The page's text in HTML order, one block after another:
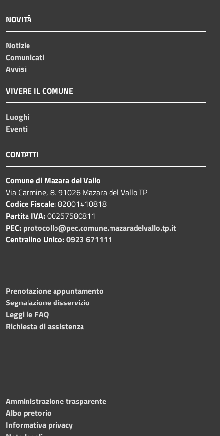
NOVITÀ
Notizie
Comunicati
Avvisi
VIVERE IL COMUNE
Luoghi
Eventi
CONTATTI
Comune di Mazara del Vallo
Via Carmine, 8, 91026 Mazara del Vallo TP
Codice Fiscale:82001410818
Partita IVA:00257580811
PEC: protocollo@pec.comune.mazaradelvallo.tp.it
Centralino Unico:0923 671111
Prenotazione appuntamento
Segnalazione disservizio
Leggi le FAQ
Richiesta di assistenza
Amministrazione trasparente
Albo pretorio
Informativa privacy